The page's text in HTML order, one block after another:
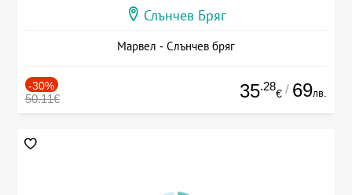
Слънчев Бряг
Марвел - Слънчев бряг
-30%
50.11€ 35.28
€ / 69лв.